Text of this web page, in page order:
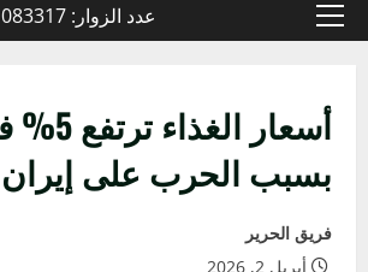
القائمة
عدد الزوار: 1083317
أسعار
بسبب الحرب على إيران
فريق الحرير
أبريل 2, 2026